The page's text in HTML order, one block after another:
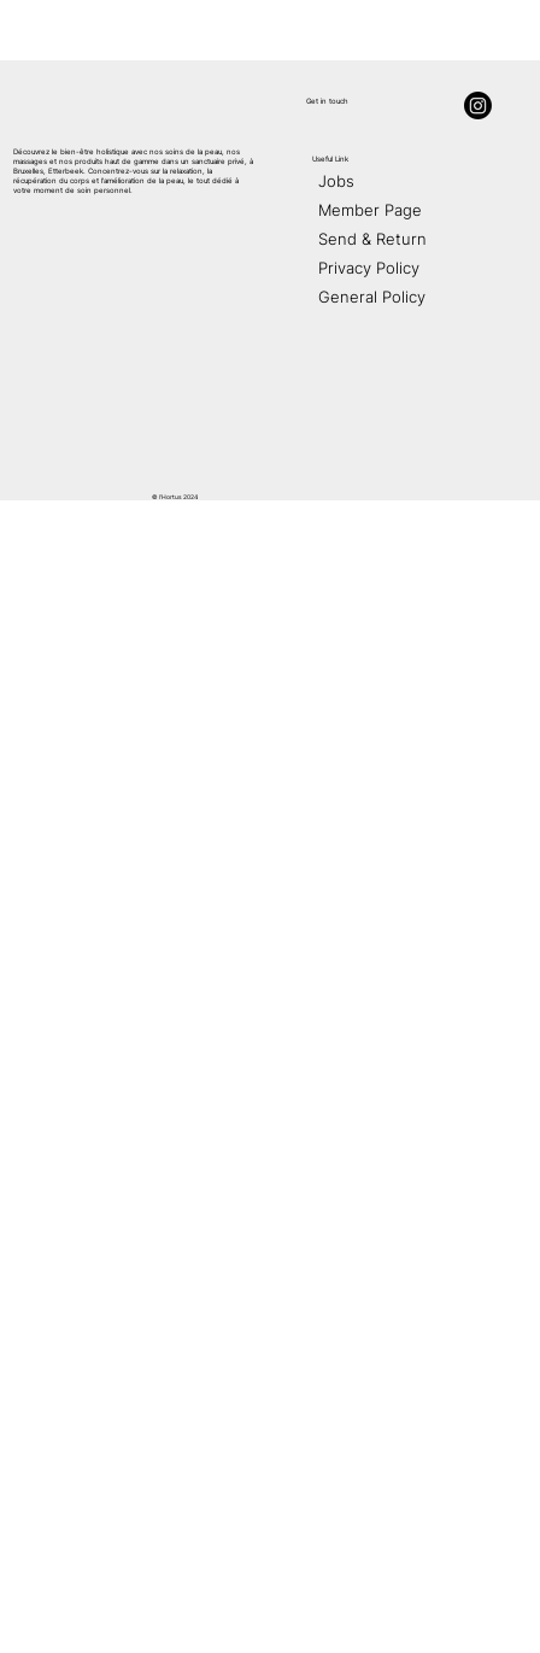
Découvrez le bien-être holistique avec nos soins de la peau, nos
massages et nos produits haut de gamme dans un sanctuaire privé, à
Bruxelles, Etterbeek. Concentrez-vous sur la relaxation, la
récupération du corps et l'amélioration de la peau, le tout dédié à
votre moment de soin personnel.
AES THETIC
© l'Hortus 2024
Useful Link
Jobs
Member Page
Send & Return
Privacy Policy
General Policy
Get in touch